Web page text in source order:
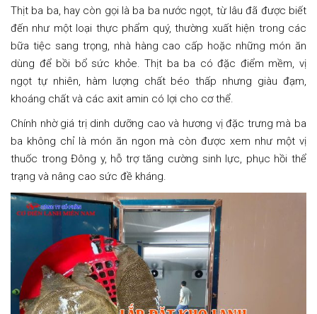
Thịt ba ba, hay còn gọi là ba ba nước ngọt, từ lâu đã được biết
đến như một loại thực phẩm quý, thường xuất hiện trong các
bữa tiệc sang trọng, nhà hàng cao cấp hoặc những món ăn
dùng để bồi bổ sức khỏe. Thịt ba ba có đặc điểm mềm, vị
ngọt tự nhiên, hàm lượng chất béo thấp nhưng giàu đạm,
khoáng chất và các axit amin có lợi cho cơ thể.
Chính nhờ giá trị dinh dưỡng cao và hương vị đặc trưng mà ba
ba không chỉ là món ăn ngon mà còn được xem như một vị
thuốc trong Đông y, hỗ trợ tăng cường sinh lực, phục hồi thể
trạng và nâng cao sức đề kháng.